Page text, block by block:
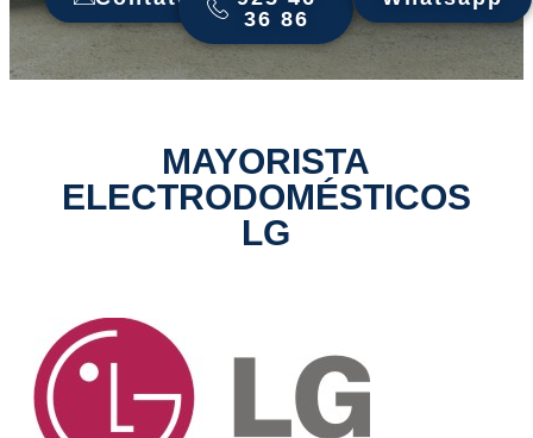
36 86
MAYORISTA
ELECTRODOMÉSTICOS
LG